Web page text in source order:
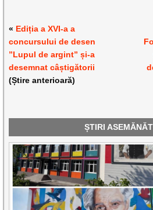
« Ediția a XVI-a a
concursului de desen
”Lupul de argint” și-a
desemnat câștigătorii
(Știre anterioară)
ȘTIRI